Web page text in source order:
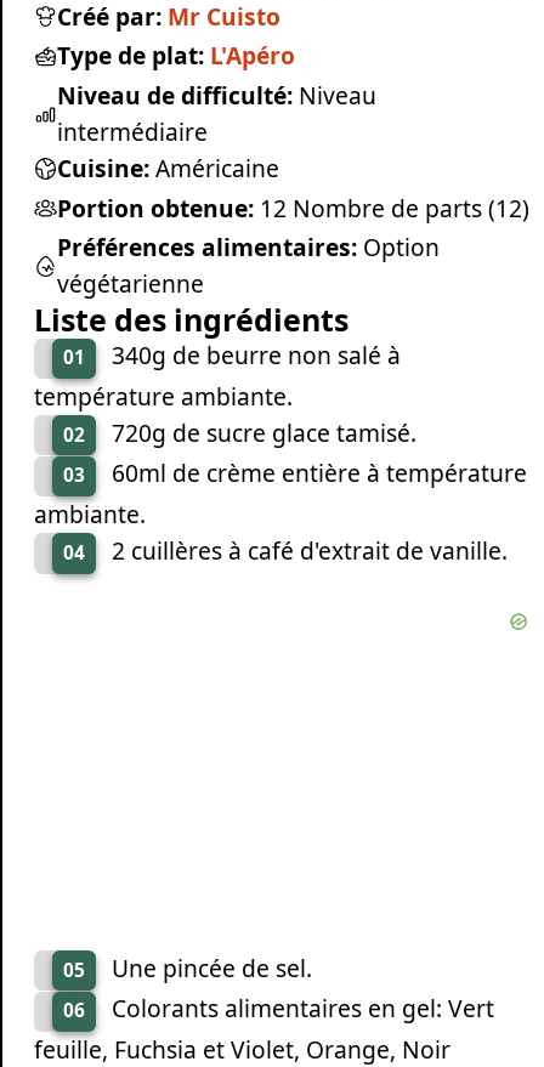
Créé par: Mr Cuisto
Type de plat: L'Apéro
Niveau de difficulté: Niveau
intermédiaire
Cuisine:Américaine
Portion obtenue: 12 Nombre de parts (12)
Préférences alimentaires: Option
végétarienne
Liste des ingrédients
01
340g de beurre non salé à
température ambiante.
02 720g de sucre glace tamisé.
03
60ml de crème entière à température
ambiante.
04 2 cuillères à café d'extrait de vanille.
05 Une pincée de sel.
06
Colorants alimentaires en gel: Vert
feuille, Fuchsia et Violet, Orange, Noir